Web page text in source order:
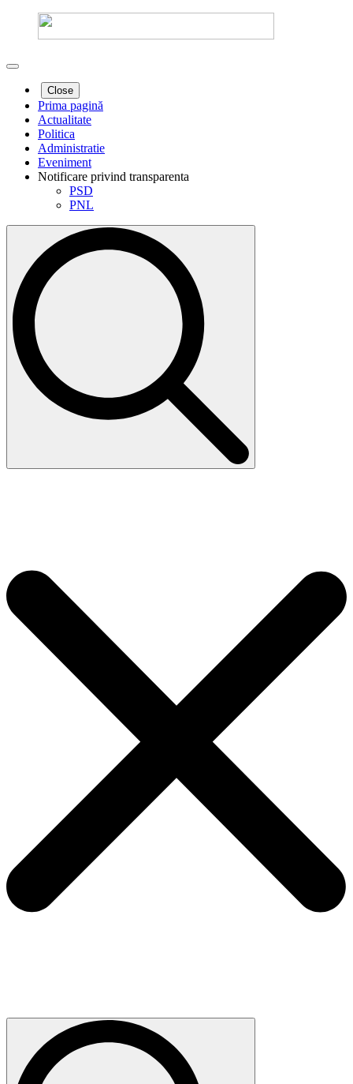
Close
Prima pagină
Actualitate
Politica
Administratie
Eveniment
Notificare privind transparenta
PSD
PNL